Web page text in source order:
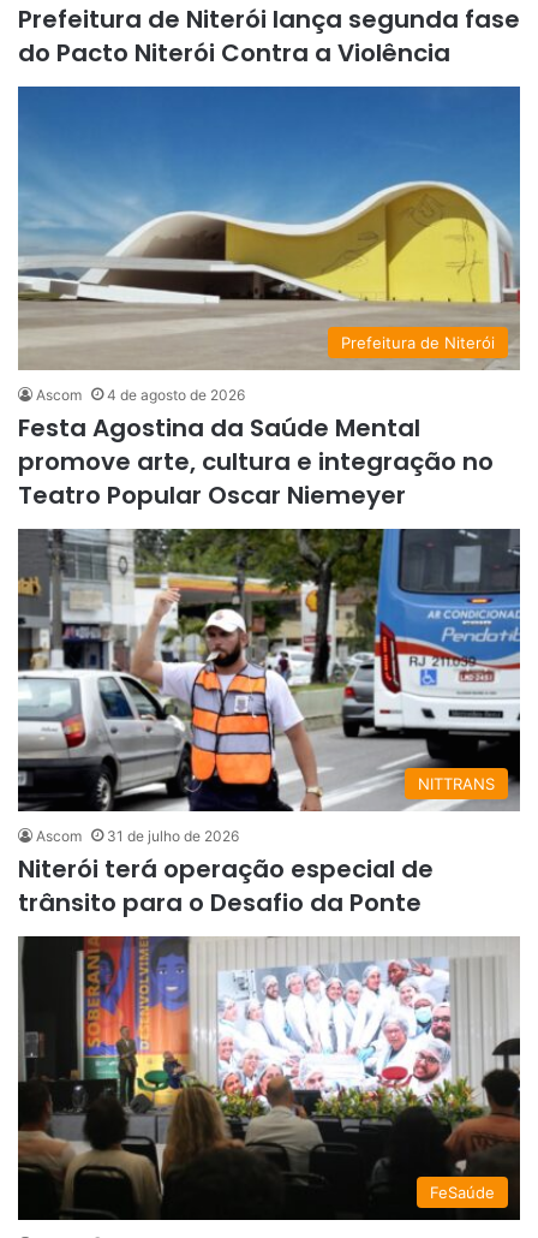
Prefeitura de Niterói lança segunda fase
do Pacto Niterói Contra a Violência
Prefeitura de Niterói
Ascom 4 de agosto de 2026
Festa Agostina da Saúde Mental
promove arte, cultura e integração no
Teatro Popular Oscar Niemeyer
NITTRANS
Ascom 31 de julho de 2026
Niterói terá operação especial de
trânsito para o Desafio da Ponte
FeSaúde